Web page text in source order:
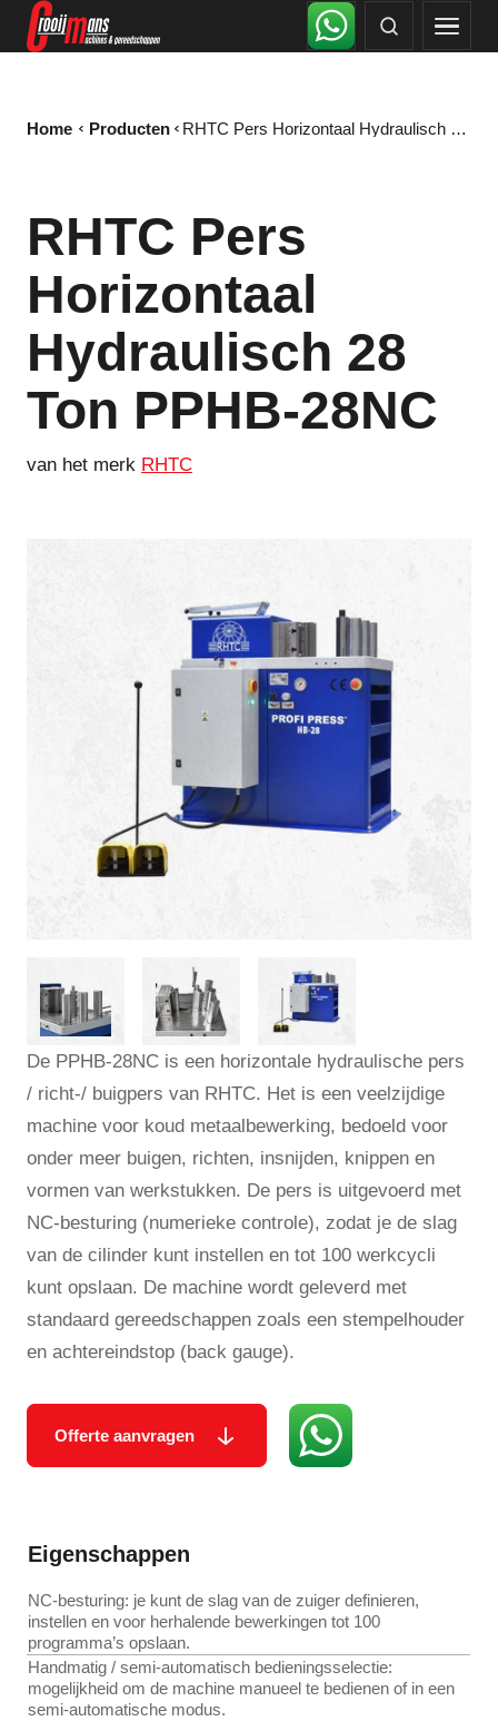
Home Producten RHTC Pers Horizontaal Hydraulisch 28 Ton PPHB-28NC
RHTC Pers
Horizontaal
Hydraulisch 28
Ton PPHB-28NC
van het merk RHTC
De PPHB-28NC is een horizontale hydraulische pers
/ richt-/ buigpers van RHTC. Het is een veelzijdige
machine voor koud metaalbewerking, bedoeld voor
onder meer buigen, richten, insnijden, knippen en
vormen van werkstukken. De pers is uitgevoerd met
NC-besturing (numerieke controle), zodat je de slag
van de cilinder kunt instellen en tot 100 werkcycli
kunt opslaan. De machine wordt geleverd met
standaard gereedschappen zoals een stempelhouder
en achtereindstop (back gauge).
Offerte aanvragen
Eigenschappen
NC-besturing: je kunt de slag van de zuiger definieren,
instellen en voor herhalende bewerkingen tot 100
programma’s opslaan.
Handmatig / semi-automatisch bedieningsselectie:
mogelijkheid om de machine manueel te bedienen of in een
semi-automatische modus.